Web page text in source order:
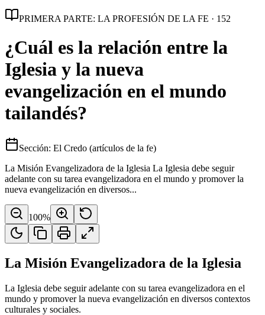
PRIMERA PARTE: LA PROFESIÓN DE LA FE · 152
¿Cuál es la relación entre la
Iglesia y la nueva
evangelización en el mundo
tailandés?
Sección: El Credo (artículos de la fe)
La Misión Evangelizadora de la Iglesia La Iglesia debe seguir
adelante con su tarea evangelizadora en el mundo y promover la
nueva evangelización en diversos...
100%
La Misión Evangelizadora de la Iglesia
La Iglesia debe seguir adelante con su tarea evangelizadora en el
mundo y promover la nueva evangelización en diversos contextos
culturales y sociales.